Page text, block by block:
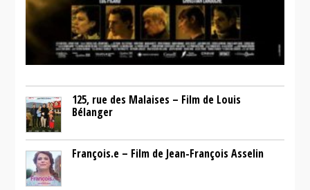
125, rue des Malaises – Film de Louis
Bélanger
François.e – Film de Jean-François Asselin